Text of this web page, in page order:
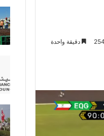
254 دقيقة واحدة